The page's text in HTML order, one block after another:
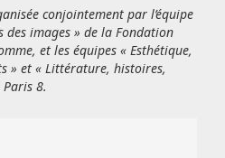
conjointement par l’équipe
images » de la Fondation
et les équipes « Esthétique,
» et « Littérature, histoires,
8.